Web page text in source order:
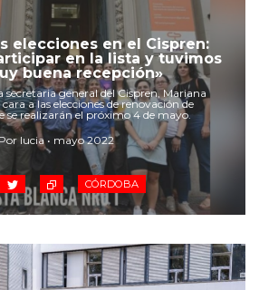
elecciones en el Cispren:
en la lista y tuvimos
buena recepción»
general del Cispren, Mariana
a las elecciones de renovación de
se realizarán el próximo 4 de mayo.
Por lucia • mayo 2022
CÓRDOBA